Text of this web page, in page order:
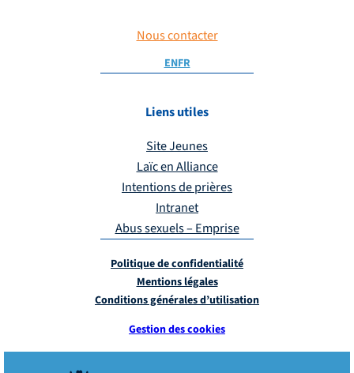
Nous contacter
ENFR
Liens utiles
Site Jeunes
Laïc en Alliance
Intentions de prières
Intranet
Abus sexuels – Emprise
Politique de confidentialité
Mentions légales
Conditions générales d’utilisation
Gestion des cookies